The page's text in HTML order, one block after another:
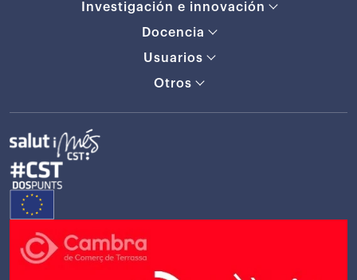
Investigación e innovación
Docencia
Usuarios
Otros